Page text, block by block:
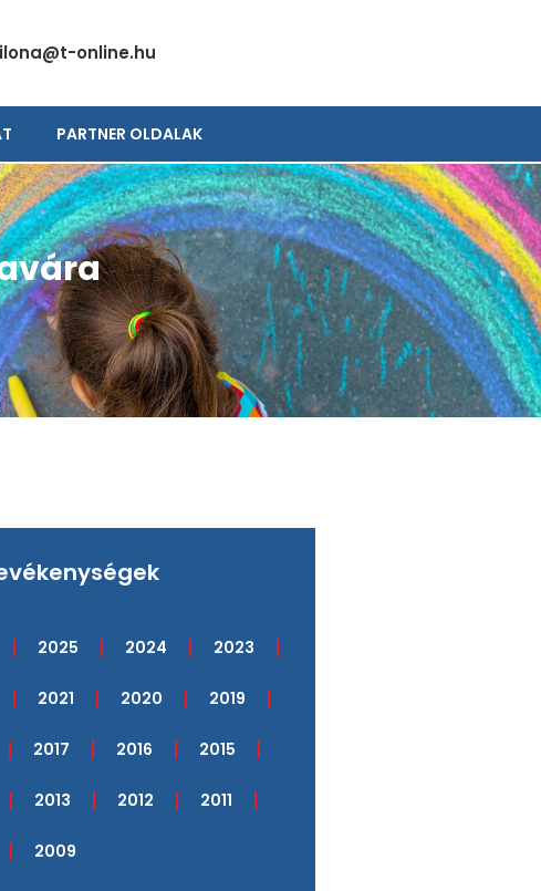
online.hu
PARTNER OLDALAK
2025 2024 2023
2021 2020 2019
2017 2016 2015
2013 2012 2011
2009